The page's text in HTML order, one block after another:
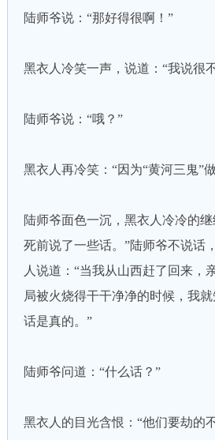
陆师爷说：“那好得很啊！”
黑衣人冷笑一声，说道：“我说很
陆师爷说：“哦？”
黑衣人再冷笑：“因为“黄河三鬼”
陆师爷面色一沉，黑衣人冷冷的
死前说了一些话。”陆师爷不说话
人说道：“当我从山西赶了回来，
局被火烧得干干净净的时候，我
话是真的。”
陆师爷问道：“什么话？”
黑衣人的目光含恨：“他们要劫的